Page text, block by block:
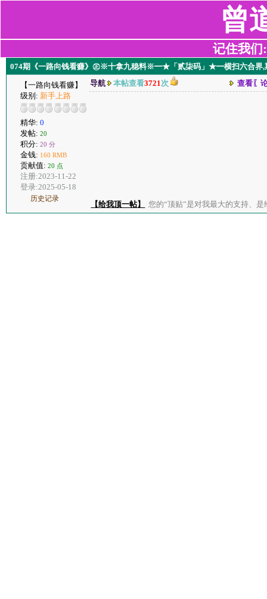
曾
记住我们
074期《一路向钱看赚》㊣※十拿九稳料※━★「贰柒码」★━横扫六合界,
【一路向钱看赚】
级别: 新手上路
精华: 0
发帖: 20
积分: 20 分
金钱: 160 RMB
贡献值: 20 点
注册:2023-11-22
登录:2025-05-18
历史记录
导航 本帖查看3721次 查看〖
【给我顶一帖】 您的“顶贴”是对我最大的支持、